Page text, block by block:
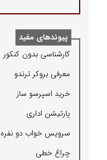
پیوندهای مفید
كارشناسی بدون كنكور
معرفی بروكر ترندو
خرید اسپرسو ساز
پارتیشن اداری
سرویس خواب دو نفره
چراغ خطی